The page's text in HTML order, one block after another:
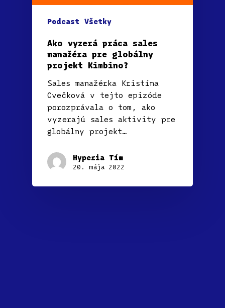
Podcast Všetky
Ako vyzerá práca sales
manažéra pre globálny
projekt Kimbino?
Sales manažérka Kristína
Cvečková v tejto epizóde
porozprávala o tom, ako
vyzerajú sales aktivity pre
globálny projekt…
Hyperia Tím
20. mája 2022